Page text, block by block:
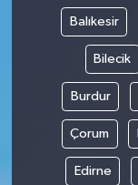
Balıkesir
Bilecik
Burdur
Çorum
Edirne